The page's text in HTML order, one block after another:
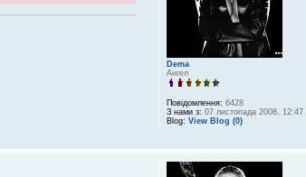
Dema
Ангел
Повідомлення: 6428
З нами з: 07 листопада 2008, 12:47
Blog: View Blog (0)